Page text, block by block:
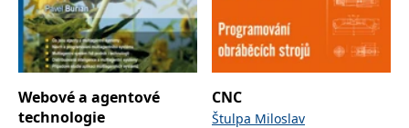
Webové a agentové
technologie
CNC
Štulpa Miloslav